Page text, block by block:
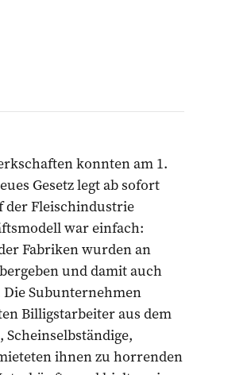
konnten am 1.
Gesetz legt ab sofort
der Fleischindus­trie
war ­einfach:
Fabriken wurden an
und damit auch
Subunternehmen
Billigstarbeiter aus dem
Scheinselbständige,
ihnen zu horrenden